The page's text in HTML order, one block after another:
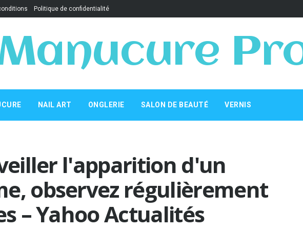
Politique de confidentialité
NAIL ART ONGLERIE SALON DE BEAUTÉ VERNIS
l'apparition d'un
observez régulièrement
– Yahoo Actualités